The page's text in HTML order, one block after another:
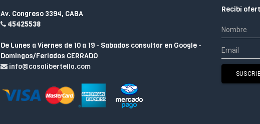
Av. Congreso 3394, CABA
45425538
De Lunes a Viernes de 10 a 19 - Sabados consultar en Google -
Domingos/Feriados CERRADO
info@casalibertella.com
Recibí